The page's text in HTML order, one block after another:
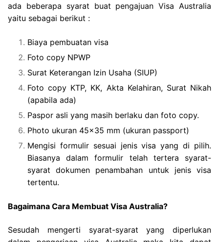
ada beberapa syarat buat pengajuan Visa Australia
yaitu sebagai berikut :
Biaya pembuatan visa
Foto copy NPWP
Surat Keterangan Izin Usaha (SIUP)
Foto copy KTP, KK, Akta Kelahiran, Surat Nikah
(apabila ada)
Paspor asli yang masih berlaku dan foto copy.
Photo ukuran 45×35 mm (ukuran passport)
Mengisi formulir sesuai jenis visa yang di pilih.
Biasanya dalam formulir telah tertera syarat-
syarat dokumen penambahan untuk jenis visa
tertentu.
Bagaimana Cara Membuat Visa Australia?
Sesudah mengerti syarat-syarat yang diperlukan